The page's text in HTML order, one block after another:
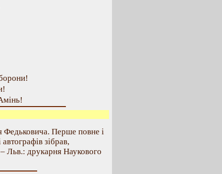
Перше повне і
зібрав,
Льв.: друкарня Наукового